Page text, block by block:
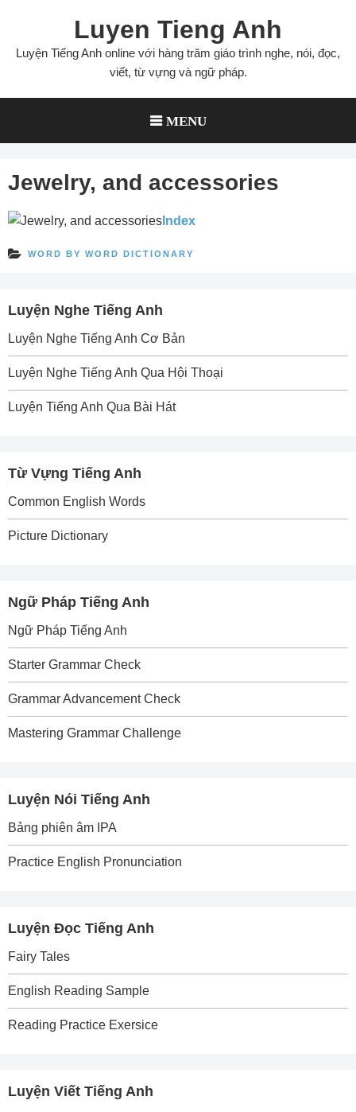
content
Luyen Tieng Anh
Luyện Tiếng Anh online với hàng trăm giáo trình nghe, nói, đọc,
viết, từ vựng và ngữ pháp.
MENU
Jewelry, and accessories
Index
WORD BY WORD DICTIONARY
Luyện Nghe Tiếng Anh
Luyện Nghe Tiếng Anh Cơ Bản
Luyện Nghe Tiếng Anh Qua Hội Thoại
Luyện Tiếng Anh Qua Bài Hát
Từ Vựng Tiếng Anh
Common English Words
Picture Dictionary
Ngữ Pháp Tiếng Anh
Ngữ Pháp Tiếng Anh
Starter Grammar Check
Grammar Advancement Check
Mastering Grammar Challenge
Luyện Nói Tiếng Anh
Bảng phiên âm IPA
Practice English Pronunciation
Luyện Đọc Tiếng Anh
Fairy Tales
English Reading Sample
Reading Practice Exersice
Luyện Viết Tiếng Anh